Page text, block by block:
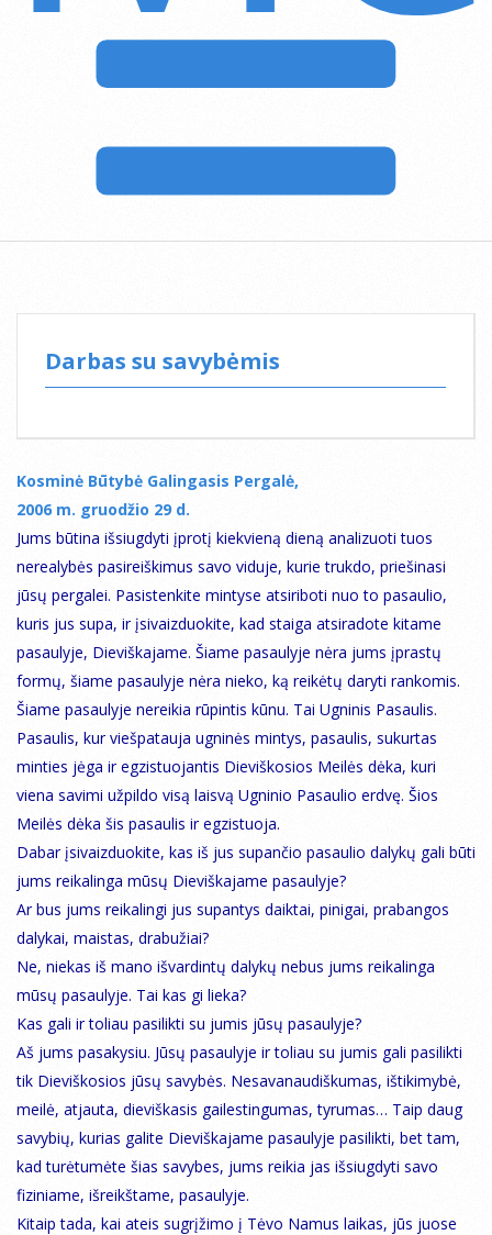
Darbas su savybėmis
Kosminė Būtybė Galingasis Pergalė,
2006 m. gruodžio 29 d.
Jums būtina išsiugdyti įprotį kiekvieną dieną analizuoti tuos
nerealybės pasireiškimus savo viduje, kurie trukdo, priešinasi
jūsų pergalei. Pasistenkite mintyse atsiriboti nuo to pasaulio,
kuris jus supa, ir įsivaizduokite, kad staiga atsiradote kitame
pasaulyje, Dieviškajame. Šiame pasaulyje nėra jums įprastų
formų, šiame pasaulyje nėra nieko, ką reikėtų daryti rankomis.
Šiame pasaulyje nereikia rūpintis kūnu. Tai Ugninis Pasaulis.
Pasaulis, kur viešpatauja ugninės mintys, pasaulis, sukurtas
minties jėga ir egzistuojantis Dieviškosios Meilės dėka, kuri
viena savimi užpildo visą laisvą Ugninio Pasaulio erdvę. Šios
Meilės dėka šis pasaulis ir egzistuoja.
Dabar įsivaizduokite, kas iš jus supančio pasaulio dalykų gali būti
jums reikalinga mūsų Dieviškajame pasaulyje?
Ar bus jums reikalingi jus supantys daiktai, pinigai, prabangos
dalykai, maistas, drabužiai?
Ne, niekas iš mano išvardintų dalykų nebus jums reikalinga
mūsų pasaulyje. Tai kas gi lieka?
Kas gali ir toliau pasilikti su jumis jūsų pasaulyje?
Aš jums pasakysiu. Jūsų pasaulyje ir toliau su jumis gali pasilikti
tik Dieviškosios jūsų savybės. Nesavanaudiškumas, ištikimybė,
meilė, atjauta, dieviškasis gailestingumas, tyrumas… Taip daug
savybių, kurias galite Dieviškajame pasaulyje pasilikti, bet tam,
kad turėtumėte šias savybes, jums reikia jas išsiugdyti savo
fiziniame, išreikštame, pasaulyje.
Kitaip tada, kai ateis sugrįžimo į Tėvo Namus laikas, jūs juose